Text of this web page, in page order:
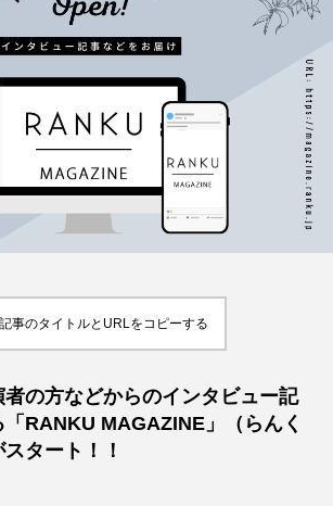
事のタイトルとURLをコピーする
の方などからのインタビュー記
RANKU MAGAZINE」（らんく
タート！！